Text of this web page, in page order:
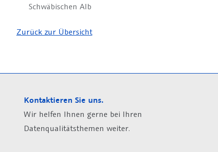
Schwäbischen Alb
Zurück zur Übersicht
Kontaktieren Sie uns.
Wir helfen Ihnen gerne bei Ihren
Datenqualitätsthemen weiter.